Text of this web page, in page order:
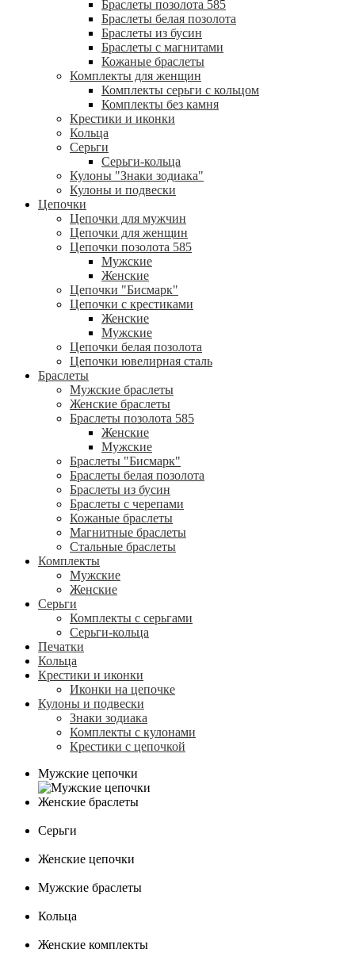
Браслеты позолота 585
Браслеты белая позолота
Браслеты из бусин
Браслеты с магнитами
Кожаные браслеты
Комплекты для женщин
Комплекты серьги с кольцом
Комплекты без камня
Крестики и иконки
Кольца
Серьги
Серьги-кольца
Кулоны "Знаки зодиака"
Кулоны и подвески
Цепочки
Цепочки для мужчин
Цепочки для женщин
Цепочки позолота 585
Мужские
Женские
Цепочки "Бисмарк"
Цепочки с крестиками
Женские
Мужские
Цепочки белая позолота
Цепочки ювелирная сталь
Браслеты
Мужские браслеты
Женские браслеты
Браслеты позолота 585
Женские
Мужские
Браслеты "Бисмарк"
Браслеты белая позолота
Браслеты из бусин
Браслеты с черепами
Кожаные браслеты
Магнитные браслеты
Стальные браслеты
Комплекты
Мужские
Женские
Серьги
Комплекты с серьгами
Серьги-кольца
Печатки
Кольца
Крестики и иконки
Иконки на цепочке
Кулоны и подвески
Знаки зодиака
Комплекты с кулонами
Крестики с цепочкой
Мужские цепочки
Женские браслеты
Серьги
Женские цепочки
Мужские браслеты
Кольца
Женские комплекты